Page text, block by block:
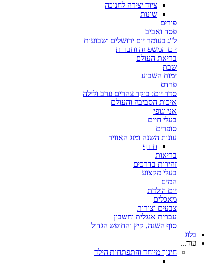
ציוד יצירה לחנוכה
שונות
פורים
פסח ואביב
ל"ג בעומר יום ירושלים ושבועות
יום המשפחה וחברות
בריאת העולם
שבת
ימות השבוע
פרדס
סדר יום: בוקר צהרים ערב ולילה
איכות הסביבה והעולם
אני וגופי
בעלי חיים
סופרים
עונות השנה ומזג האוויר
חורף
בריאות
זהירות בדרכים
בעלי מקצוע
המים
יום הולדת
מאכלים
צבעים וצורות
עברית אנגלית וחשבון
סוף השנה, קיץ והחופש הגדול
בלוג
עוד...
חינוך מיוחד והתפתחות הילד